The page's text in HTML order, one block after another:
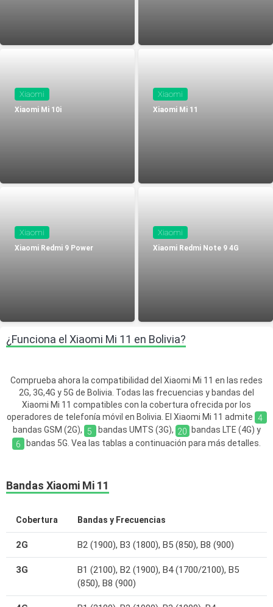
Xiaomi
Xiaomi Mi 10i
Xiaomi
Xiaomi Mi 11
Xiaomi
Xiaomi Redmi 9 Power
Xiaomi
Xiaomi Redmi Note 9 4G
¿Funciona el Xiaomi Mi 11 en Bolivia?
Comprueba ahora la compatibilidad del Xiaomi Mi 11 en las redes
2G, 3G,4G y 5G de Bolivia. Todas las frecuencias y bandas del
Xiaomi Mi 11 compatibles con la cobertura ofrecida por los
operadores de telefonía móvil en Bolivia. El Xiaomi Mi 11 admite 4
bandas GSM (2G),
5 bandas UMTS (3G), 20 bandas LTE (4G) y
6
bandas 5G. Vea las tablas a continuación para más detalles.
Bandas Xiaomi Mi 11
Cobertura Bandas y Frecuencias
2G B2 (1900), B3 (1800), B5 (850), B8 (900)
3G
B1 (2100), B2 (1900), B4 (1700/2100), B5
(850), B8 (900)